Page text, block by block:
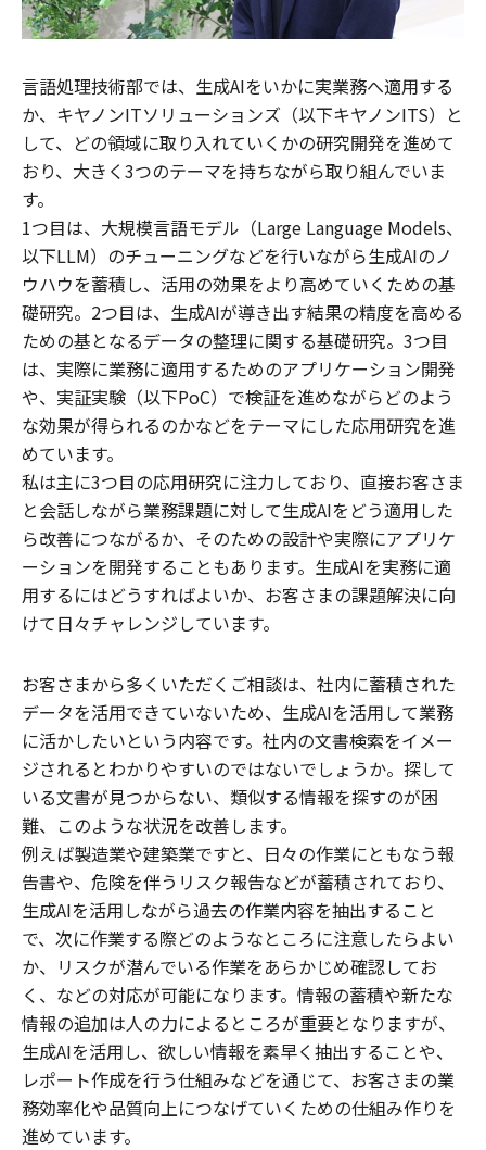
言語処理技術部では、生成AIをいかに実業務へ適用する
か、キヤノンITソリューションズ（以下キヤノンITS）と
して、どの領域に取り入れていくかの研究開発を進めて
おり、大きく3つのテーマを持ちながら取り組んでいま
す。
1つ目は、大規模言語モデル（Large Language Models、
以下LLM）のチューニングなどを行いながら生成AIのノ
ウハウを蓄積し、活用の効果をより高めていくための基
礎研究。2つ目は、生成AIが導き出す結果の精度を高める
ための基となるデータの整理に関する基礎研究。3つ目
は、実際に業務に適用するためのアプリケーション開発
や、実証実験（以下PoC）で検証を進めながらどのよう
な効果が得られるのかなどをテーマにした応用研究を進
めています。
私は主に3つ目の応用研究に注力しており、直接お客さま
と会話しながら業務課題に対して生成AIをどう適用した
ら改善につながるか、そのための設計や実際にアプリケ
ーションを開発することもあります。生成AIを実務に適
用するにはどうすればよいか、お客さまの課題解決に向
けて日々チャレンジしています。
お客さまから多くいただくご相談は、社内に蓄積された
データを活用できていないため、生成AIを活用して業務
に活かしたいという内容です。社内の文書検索をイメー
ジされるとわかりやすいのではないでしょうか。探して
いる文書が見つからない、類似する情報を探すのが困
難、このような状況を改善します。
例えば製造業や建築業ですと、日々の作業にともなう報
告書や、危険を伴うリスク報告などが蓄積されており、
生成AIを活用しながら過去の作業内容を抽出すること
で、次に作業する際どのようなところに注意したらよい
か、リスクが潜んでいる作業をあらかじめ確認してお
く、などの対応が可能になります。情報の蓄積や新たな
情報の追加は人の力によるところが重要となりますが、
生成AIを活用し、欲しい情報を素早く抽出することや、
レポート作成を行う仕組みなどを通じて、お客さまの業
務効率化や品質向上につなげていくための仕組み作りを
進めています。